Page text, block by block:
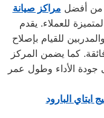
من أفضل مراكز صيانة
للعملاء. يقدم
للقيام بإصلاح
كما يضمن المركز
الأداء وطول عمر
ايتاي البارود